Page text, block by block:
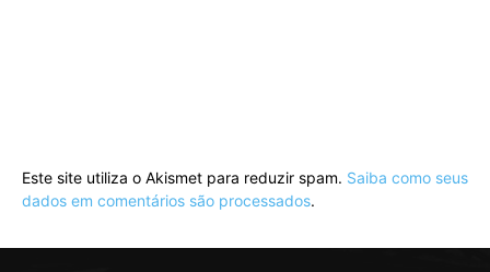
Este site utiliza o Akismet para reduzir spam. Saiba como seus
dados em comentários são processados.